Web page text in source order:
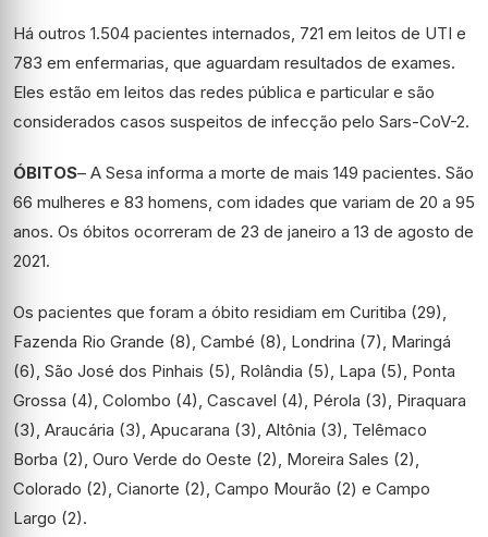
Há outros 1.504 pacientes internados, 721 em leitos de UTI e
783 em enfermarias, que aguardam resultados de exames.
Eles estão em leitos das redes pública e particular e são
considerados casos suspeitos de infecção pelo Sars-CoV-2.
ÓBITOS– A Sesa informa a morte de mais 149 pacientes. São
66 mulheres e 83 homens, com idades que variam de 20 a 95
anos. Os óbitos ocorreram de 23 de janeiro a 13 de agosto de
2021.
Os pacientes que foram a óbito residiam em Curitiba (29),
Fazenda Rio Grande (8), Cambé (8), Londrina (7), Maringá
(6), São José dos Pinhais (5), Rolândia (5), Lapa (5), Ponta
Grossa (4), Colombo (4), Cascavel (4), Pérola (3), Piraquara
(3), Araucária (3), Apucarana (3), Altônia (3), Telêmaco
Borba (2), Ouro Verde do Oeste (2), Moreira Sales (2),
Colorado (2), Cianorte (2), Campo Mourão (2) e Campo
Largo (2).